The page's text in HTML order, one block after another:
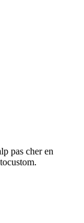
pas cher en